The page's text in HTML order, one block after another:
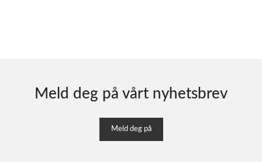
Meld deg på vårt nyhetsbrev
Meld deg på